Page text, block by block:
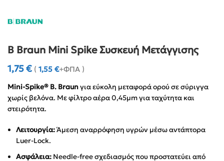
B Braun Mini Spike Συσκευή Μετάγγισης
1,75€ ( 1,55 €+ΦΠΑ )
Mini-Spike® B. Braunγια εύκολη μεταφορά ορού σε σύριγγα
χωρίς βελόνα. Με φίλτρο αέρα 0,45µm για ταχύτητα και
στειρότητα.
Λειτουργία:Άμεση αναρρόφηση υγρών μέσω αντάπτορα
Luer-Lock.
Ασφάλεια: Needle-free σχεδιασμός που προστατεύει από